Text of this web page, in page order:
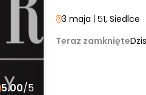
5.00/5
3 maja | 51, Siedlce
Teraz zamknięte